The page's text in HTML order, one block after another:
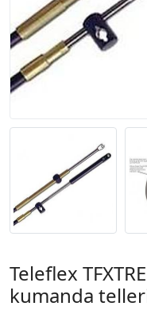
Teleflex
kumanda